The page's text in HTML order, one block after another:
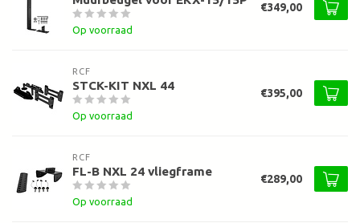
Op voorraad
€349,00
RCF
STCK-KIT NXL 44
Op voorraad
€395,00
RCF
FL-B NXL 24 vliegframe
Op voorraad
€289,00